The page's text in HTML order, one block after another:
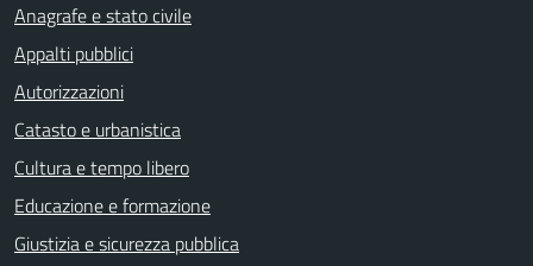
Anagrafe e stato civile
Appalti pubblici
Autorizzazioni
Catasto e urbanistica
Cultura e tempo libero
Educazione e formazione
Giustizia e sicurezza pubblica